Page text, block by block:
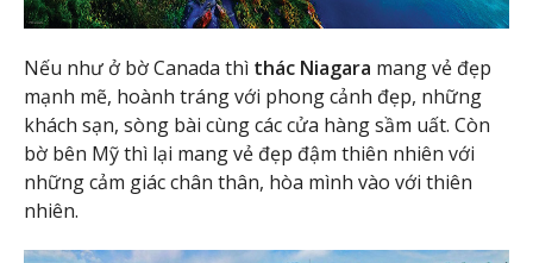
Nếu như ở bờ Canada thì thác Niagara mang vẻ đẹp
mạnh mẽ, hoành tráng với phong cảnh đẹp, những
khách sạn, sòng bài cùng các cửa hàng sầm uất. Còn
bờ bên Mỹ thì lại mang vẻ đẹp đậm thiên nhiên với
những cảm giác chân thân, hòa mình vào với thiên
nhiên.